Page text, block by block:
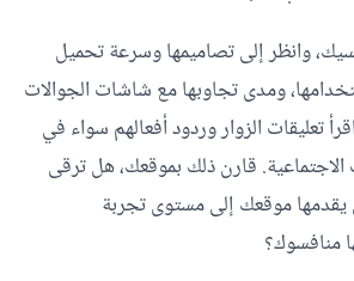
وانظر إلى تصاميمها وسرعة تحميل
ومدى تجاوبها مع شاشات الجوالات
تعليقات الزوار وردود أفعالهم سواء في
الاجتماعية. قارن ذلك بموقعك، هل ترقى
يقدمها موقعك إلى مستوى تجربة
منافسوك؟